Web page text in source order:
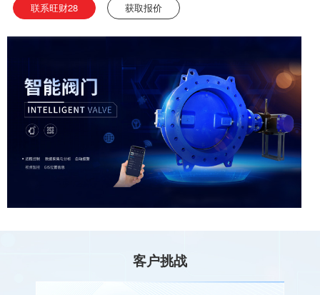
联系旺财28 获取报价
客户挑战